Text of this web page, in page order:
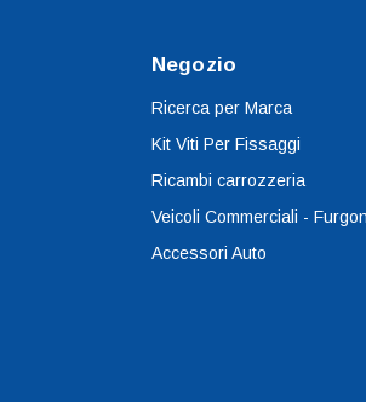
Negozio
Ricerca per Marca
Kit Viti Per Fissaggi
Ricambi carrozzeria
Veicoli Commerciali -
Accessori Auto